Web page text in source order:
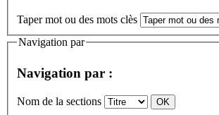
Taper mot ou des mots clès
Navigation par
Navigation par :
Nom de la sections